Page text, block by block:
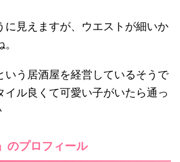
に見えますが、ウエストが細いか
いう居酒屋を経営しているそうで
イル良くて可愛い子がいたら通っ
のプロフィール